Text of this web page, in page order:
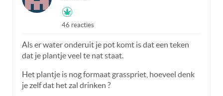
46 reacties
Als er water onderuit je pot komt is dat een teken
dat je plantje veel te nat staat.
Het plantje is nog formaat grasspriet, hoeveel denk
je zelf dat het zal drinken ?